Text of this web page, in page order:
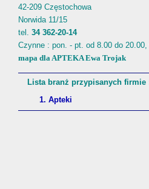
42-209 Częstochowa
Norwida 11/15
tel. 34 362-20-14
Czynne : pon. - pt. od 8.00 do
mapa dla APTEKA Ewa Trojak
Lista branż przypisanych firmie
1. Apteki